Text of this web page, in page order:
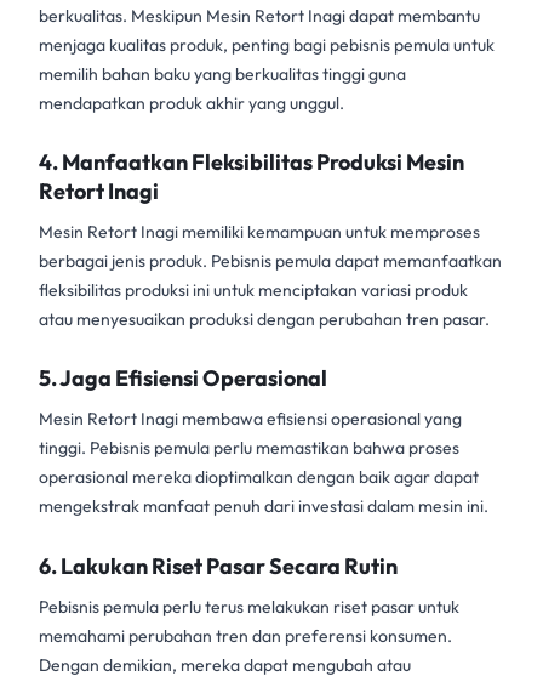
berkualitas. Meskipun Mesin Retort Inagidapat membantu
menjaga kualitas produk, penting bagi pebisnis pemula untuk
memilih bahan baku yang berkualitas tinggi guna
mendapatkan produk akhir yang unggul.
4.Manfaatkan Fleksibilitas Produksi Mesin
Retort Inagi
Mesin Retort Inagi memiliki kemampuan untuk memproses
berbagai jenis produk. Pebisnis pemula dapat memanfaatkan
fleksibilitas produksi ini untuk menciptakan variasi produk
atau menyesuaikan produksi dengan perubahan tren pasar.
5.Jaga Efisiensi Operasional
Mesin Retort Inagi membawa efisiensi operasional yang
tinggi. Pebisnis pemula perlu memastikan bahwa proses
operasional mereka dioptimalkan dengan baik agar dapat
mengekstrak manfaat penuh dari investasi dalam mesin ini.
6.Lakukan Riset Pasar Secara Rutin
Pebisnis pemula perlu terus melakukan riset pasar untuk
memahami perubahan tren dan preferensi konsumen.
Dengan demikian, mereka dapat mengubah atau